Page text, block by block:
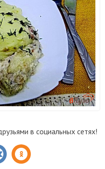
в социальных сетях!